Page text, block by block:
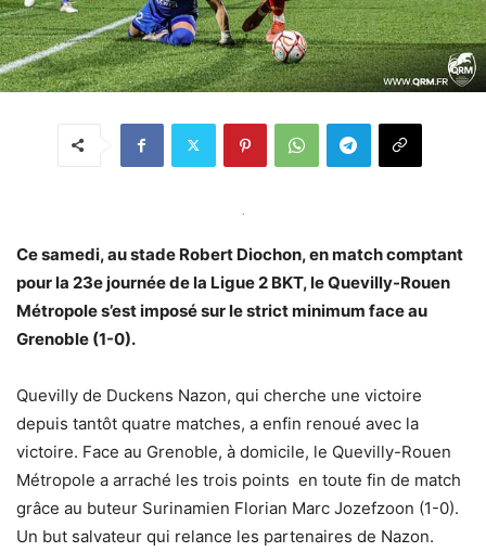
Ce samedi, au stade Robert Diochon, en match comptant
pour la 23e journée de la Ligue 2 BKT, le Quevilly-Rouen
Métropole s’est imposé sur le strict minimum face au
Grenoble (1-0).
Quevilly de Duckens Nazon, qui cherche une victoire
depuis tantôt quatre matches, a enfin renoué avec la
victoire. Face au Grenoble, à domicile, le Quevilly-Rouen
Métropole a arraché les trois points en toute fin de match
grâce au buteur Surinamien Florian Marc Jozefzoon (1-0).
Un but salvateur qui relance les partenaires de Nazon.